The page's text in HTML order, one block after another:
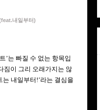
내일부터)
’는 빠질 수 없는 항목입
짐이 그리 오래가지는 않
내일부터!’라는 결심을